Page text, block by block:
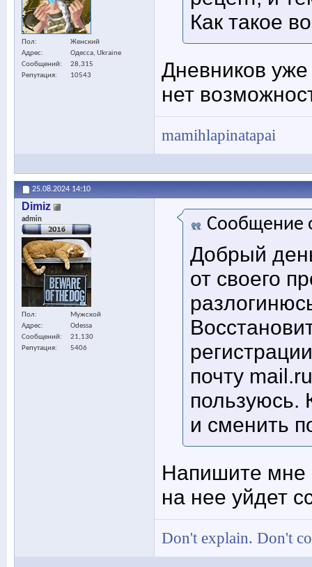
Пол
Женский
Адрес
Одесса, Ukraine
Сообщений
28,315
Репутация
10543
Как такое
Дневников уже
нет
mamihlapinatapai
25.08.2024 14:10
Dimiz
admin
Пол
Мужской
Адрес
Odessa
Сообщений
21,130
Репутация
5406
Сообщение
Добрый
от своего
почту
пользуюсь.
и сменить
Напишите мне
на нее уйдет
Don't explain. Don't